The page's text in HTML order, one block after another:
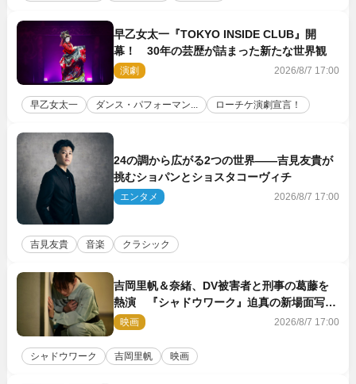
早乙女太一『TOKYO INSIDE CLUB』開
幕！ 30年の芸歴が詰まった新たな世界観
演劇 2026/8/7 17:00
早乙女太一 ダンス・パフォーマン... ローチケ演劇宣言！
24の調から広がる2つの世界――吉見友貴が
挑むショパンとショスタコーヴィチ
エンタメ 2026/8/7 17:00
吉見友貴 音楽 クラシック
吉岡里帆＆奈緒、DV被害者と刑事の葛藤を
熱演 『シャドウワーク』迫真の新場面写真
公開
映画 2026/8/7 17:00
シャドウワーク 吉岡里帆 映画